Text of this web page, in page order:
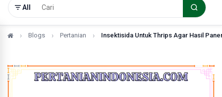
All
Blogs Pertanian Insektisida Untuk Thrips Agar Hasil